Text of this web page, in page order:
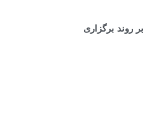
روند برگزاری